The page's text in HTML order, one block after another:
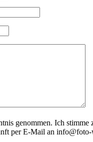
genommen. Ich stimme
per E-Mail an